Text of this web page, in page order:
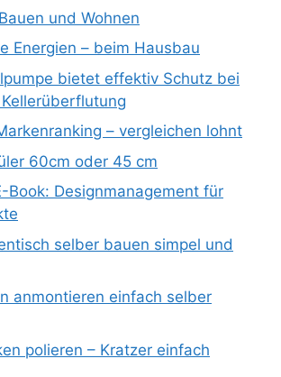
und Wohnen
Energien – beim Hausbau
bietet effektiv Schutz bei
– vergleichen lohnt
60cm oder 45 cm
Book: Designmanagement für
selber bauen simpel und
anmontieren einfach selber
polieren – Kratzer einfach